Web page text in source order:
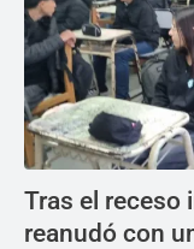
Tras el receso
reanudó con